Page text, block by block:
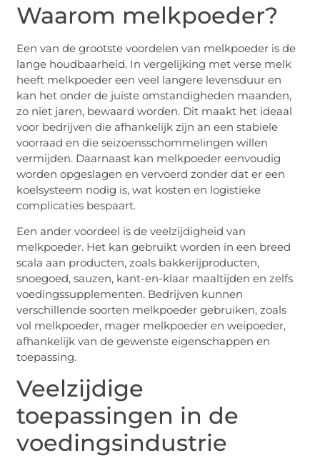
Waarom melkpoeder?
Een van de grootste voordelen van melkpoeder is de
lange houdbaarheid. In vergelijking met verse melk
heeft melkpoeder een veel langere levensduur en
kan het onder de juiste omstandigheden maanden,
zo niet jaren, bewaard worden. Dit maakt het ideaal
voor bedrijven die afhankelijk zijn an een stabiele
voorraad en die seizoensschommelingen willen
vermijden. Daarnaast kan melkpoeder eenvoudig
worden opgeslagen en vervoerd zonder dat er een
koelsysteem nodig is, wat kosten en logistieke
complicaties bespaart.
Een ander voordeel is de veelzijdigheid van
melkpoeder. Het kan gebruikt worden in een breed
scala aan producten, zoals bakkerijproducten,
snoegoed, sauzen, kant-en-klaar maaltijden en zelfs
voedingssupplementen. Bedrijven kunnen
verschillende soorten melkpoeder gebruiken, zoals
vol melkpoeder, mager melkpoeder en weipoeder,
afhankelijk van de gewenste eigenschappen en
toepassing.
Veelzijdige
toepassingen in de
voedingsindustrie